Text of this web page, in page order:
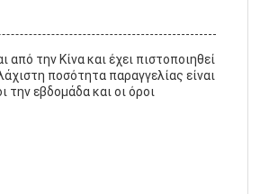
την Κίνα και έχει πιστοποιηθεί
ποσότητα παραγγελίας είναι
την εβδομάδα και οι όροι